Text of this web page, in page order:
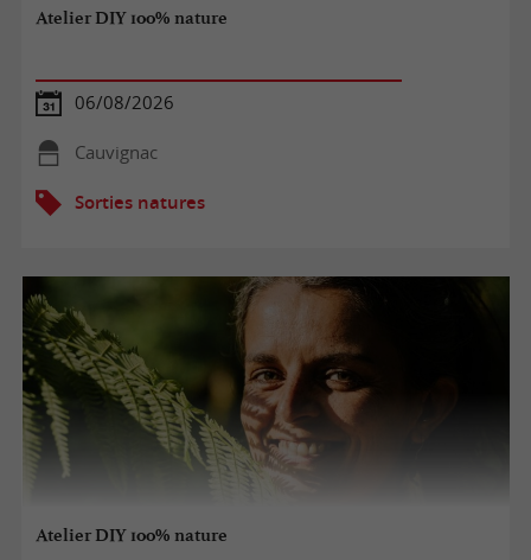
Atelier DIY 100% nature
06/08/2026
Cauvignac
Sorties natures
Atelier DIY 100% nature